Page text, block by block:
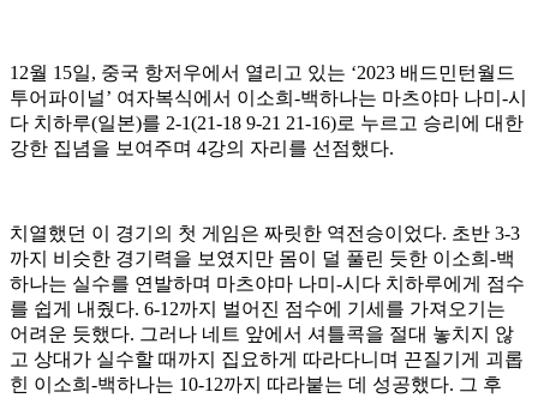
12월 15일, 중국 항저우에서 열리고 있는 ‘2023 배드민턴월드
투어파이널’ 여자복식에서 이소희 -백하나는 마츠야마 나미 -시
다 치하루(일본)를 2-1(21-18 9-21 21-16)로 누르고 승리에 대한
강한 집념을 보여주며 4강의 자리를 선점했다.
치열했던 이 경기의 첫 게임은 짜릿한 역전승이었다. 초반 3-3
까지 비슷한 경기력을 보였지만 몸이 덜 풀린 듯한 이소희 -백
하나는 실수를 연발하며 마츠야마 나미 -시다 치하루에게 점수
를 쉽게 내줬다. 6-12까지 벌어진 점수에 기세를 가져오기는
어려운 듯했다. 그러나 네트 앞에서 셔틀콕을 절대 놓치지 않
고 상대가 실수할 때까지 집요하게 따라다니며 끈질기게 괴롭
힌 이소희 -백하나는 10-12까지 따라붙는 데 성공했다. 그 후